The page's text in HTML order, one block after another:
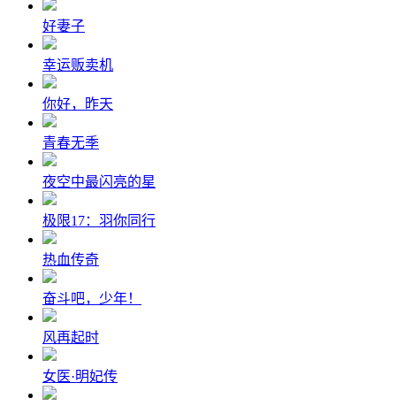
好妻子
幸运贩卖机
你好，昨天
青春无季
夜空中最闪亮的星
极限17：羽你同行
热血传奇
奋斗吧，少年！
风再起时
女医·明妃传